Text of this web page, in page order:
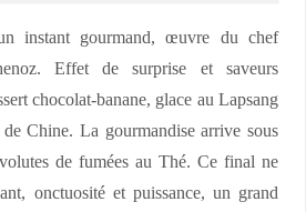
instant gourmand, œuvre du chef
Effet de surprise et saveurs
chocolat-banane, glace au Lapsang
Chine. La gourmandise arrive sous
de fumées au Thé. Ce final ne
onctuosité et puissance, un grand